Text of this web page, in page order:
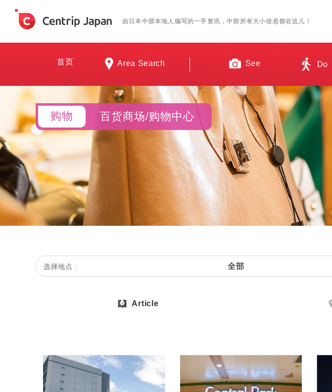
由日本中部本地人编写的一手资讯，中部所有大小信息都在这儿！
首页 Area Search See Do
购物 百货商场/购物中心
选择地点 : 全部
Article